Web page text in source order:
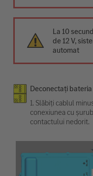
La 10
de 12 V,
automat
Deconectați
1. Slăbiți cablul
conexiunea cu
contactului nedorit.